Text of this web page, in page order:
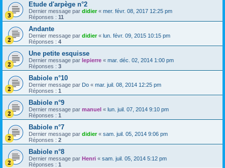
Etude d'arpège n°2
Dernier message par didier« mer. févr. 08, 2017 12:25 pm
Réponses : 11
Andante
Dernier message par didier« lun. févr. 09, 2015 10:15 pm
Réponses : 4
Une petite esquisse
Dernier message par lepierre « mar. déc. 02, 2014 1:00 pm
Réponses : 3
Babiole n°10
Dernier message par Do « mar. juil. 08, 2014 12:25 pm
Réponses : 1
Babiole n°9
Dernier message par manuel « lun. juil. 07, 2014 9:10 pm
Réponses : 1
Babiole n°7
Dernier message par didier« sam. juil. 05, 2014 9:06 pm
Réponses : 2
Babiole n°8
Dernier message par Henri « sam. juil. 05, 2014 5:12 pm
Réponses : 1